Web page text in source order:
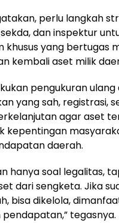
perlu langkah
dan inspektur
khusus yang bertugas
kembali aset milik
pengukuran ulang
yang sah, registrasi,
agar aset
kepentingan
daerah.
hanya soal legalitas,
dari sengketa. Jika
bisa dikelola,
tegasnya.